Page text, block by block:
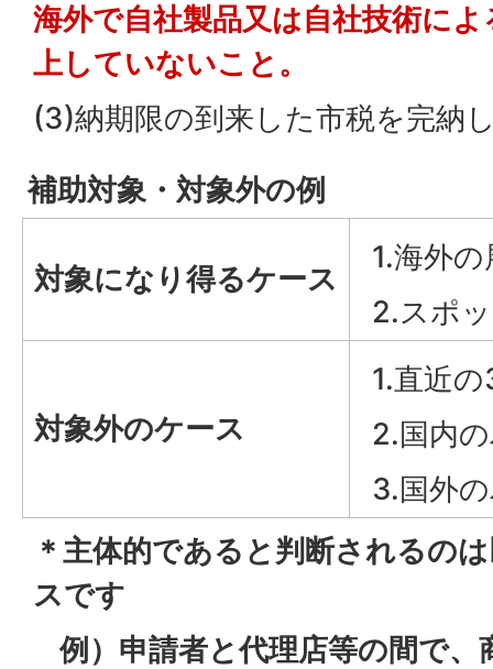
海外で自社製品又は自社技術に
上していないこと。
(3)納期限の到来した市税を完納
補助対象・対象外の例
対象になり得るケース
1.海外
2.スポ
対象外のケース
1.直近
2.国内
3.国外
＊主体的であると判断されるの
スです
例）申請者と代理店等の間で、